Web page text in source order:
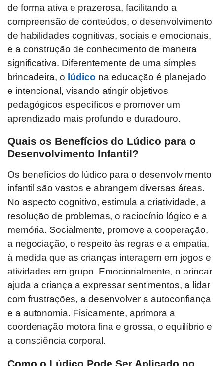
de forma ativa e prazerosa, facilitando a
compreensão de conteúdos, o desenvolvimento
de habilidades cognitivas, sociais e emocionais,
e a construção de conhecimento de maneira
significativa. Diferentemente de uma simples
brincadeira, o lúdico na educação é planejado
e intencional, visando atingir objetivos
pedagógicos específicos e promover um
aprendizado mais profundo e duradouro.
Quais os Benefícios do Lúdico para o
Desenvolvimento Infantil?
Os benefícios do lúdico para o desenvolvimento
infantil são vastos e abrangem diversas áreas.
No aspecto cognitivo, estimula a criatividade, a
resolução de problemas, o raciocínio lógico e a
memória. Socialmente, promove a cooperação,
a negociação, o respeito às regras e a empatia,
à medida que as crianças interagem em jogos e
atividades em grupo. Emocionalmente, o brincar
ajuda a criança a expressar sentimentos, a lidar
com frustrações, a desenvolver a autoconfiança
e a autonomia. Fisicamente, aprimora a
coordenação motora fina e grossa, o equilíbrio e
a consciência corporal.
Como o Lúdico Pode Ser Aplicado no